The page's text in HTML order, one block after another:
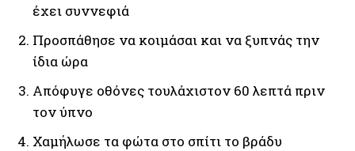
έχει συννεφιά
Προσπάθησε να κοιμάσαι και να ξυπνάς την
ίδια ώρα
Απόφυγε οθόνες τουλάχιστον 60 λεπτά πριν
τον ύπνο
Χαμήλωσε τα φώτα στο σπίτι το βράδυ